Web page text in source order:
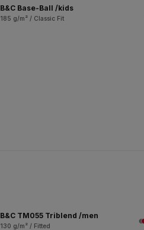
B&C Base-Ball /kids
185 g/m² / Classic Fit
B&C TM055 Triblend /men
130 g/m² / Fitted